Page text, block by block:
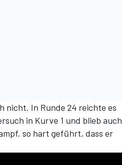
nicht. In Runde 24 reichte es
in Kurve 1 und blieb auch
so hart geführt, dass er